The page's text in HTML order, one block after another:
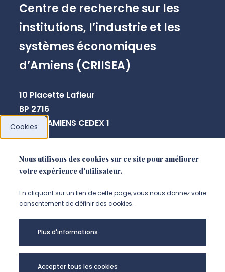
Centre de recherche sur les
institutions, l’industrie et les
systèmes économiques
d’Amiens (CRIISEA)
10 Placette Lafleur
BP 2716
80027 AMIENS CEDEX 1
NOUS CONTACTER
Cookies
Nous utilisons des cookies sur ce site pour améliorer
votre expérience d'utilisateur.
En cliquant sur un lien de cette page, vous nous donnez votre
consentement de définir des cookies.
Plus d'informations
Accepter tous les cookies